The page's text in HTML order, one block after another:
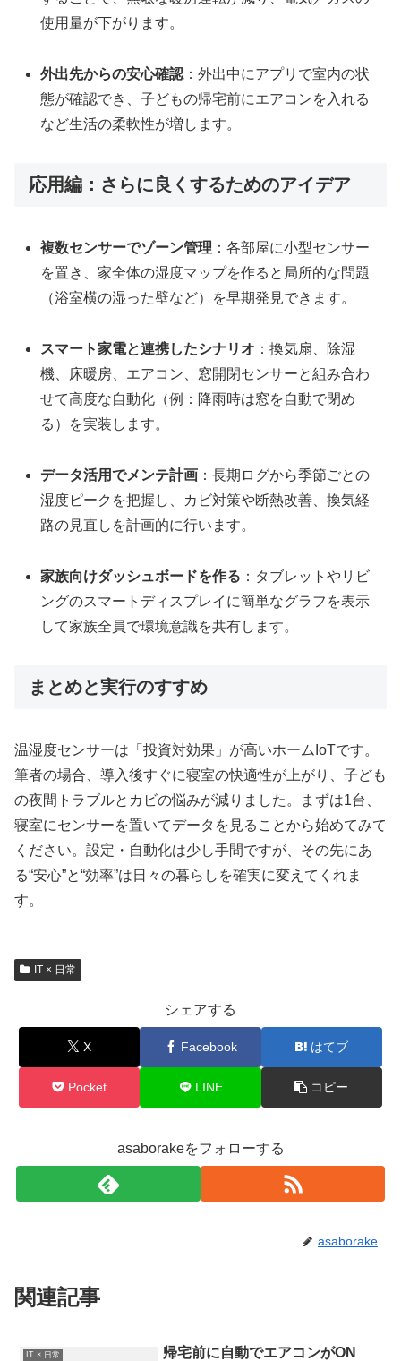
使用量が下がります。
外出先からの安心確認 ：外出中にアプリで室内の状
態が確認でき、子どもの帰宅前にエアコンを入れる
など生活の柔軟性が増します。
応用編：さらに良くするためのアイデア
複数センサーでゾーン管理 ：各部屋に小型センサー
を置き、家全体の湿度マップを作ると局所的な問題
（浴室横の湿った壁など）を早期発見できます。
スマート家電と連携したシナリオ ：換気扇、除湿
機、床暖房、エアコン、窓開閉センサーと組み合わ
せて高度な自動化（例：降雨時は窓を自動で閉め
る）を実装します。
データ活用でメンテ計画 ：長期ログから季節ごとの
湿度ピークを把握し、カビ対策や断熱改善、換気経
路の見直しを計画的に行います。
家族向けダッシュボードを作る ：タブレットやリビ
ングのスマートディスプレイに簡単なグラフを表示
して家族全員で環境意識を共有します。
まとめと実行のすすめ
温湿度センサーは「投資対効果」が高いホームIoTです。
筆者の場合、導入後すぐに寝室の快適性が上がり、子ども
の夜間トラブルとカビの悩みが減りました。まずは1台、
寝室にセンサーを置いてデータを見ることから始めてみて
ください。設定・自動化は少し手間ですが、その先にあ
る“安心”と“効率”は日々の暮らしを確実に変えてくれま
す。
IT × 日常
シェアする
X Facebook はてブ
Pocket LINE コピー
asaborakeをフォローする
asaborake
関連記事
IT × 日常
帰宅前に自動でエアコンがON